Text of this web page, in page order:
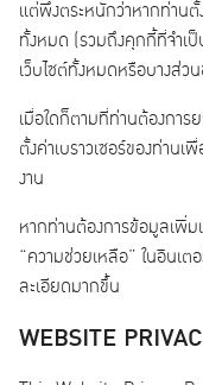
แต่พึงตระหนักว่าหากท่านตั้
ทั้งหมด (รวมถึงคุกกี้ที่จำเป็
เว็บไซต์ทั้งหมดหรือบางส่วน
เมื่อใดก็ตามที่ท่านต้องการ
ตั้งค่าเบราวเซอร์ของท่าน
งาน
หากท่านต้องการข้อมูลเพิ่ม
“ความช่วยเหลือ” ในอินเต
ละเอียดมากขึ้น
WEBSITE